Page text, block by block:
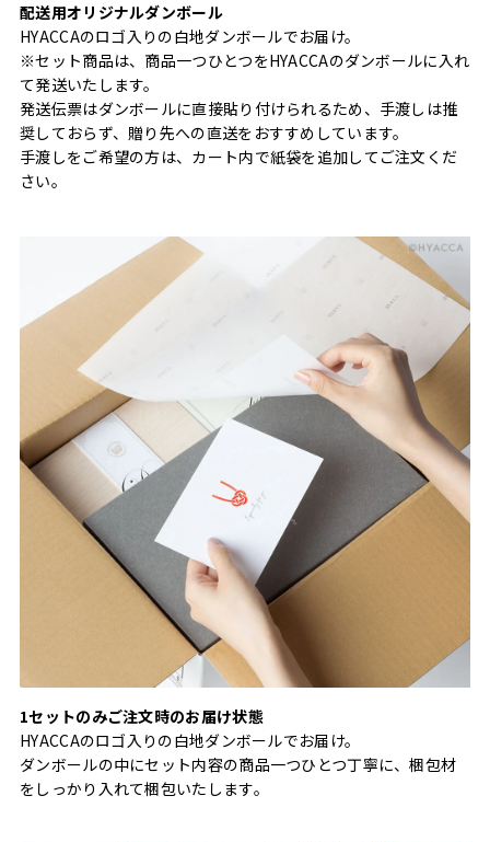
配送用オリジナルダンボール
HYACCAのロゴ入りの白地ダンボールでお届け。
※セット商品は、商品一つひとつをHYACCAのダンボールに入れ
て発送いたします。
発送伝票はダンボールに直接貼り付けられるため、手渡しは推
奨しておらず、贈り先への直送をおすすめしています。
手渡しをご希望の方は、カート内で紙袋を追加してご注文くだ
さい。
1セットのみご注文時のお届け状態
HYACCAのロゴ入りの白地ダンボールでお届け。
ダンボールの中にセット内容の商品一つひとつ丁寧に、梱包材
をしっかり入れて梱包いたします。